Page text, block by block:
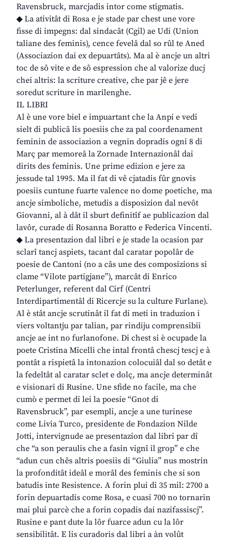
Ravensbruck, marcjadis intor come stigmatis.
◆ La ativitât di Rosa e je stade par chest une vore
fisse di impegns: dal sindacât (Cgil) ae Udi (Union
taliane des feminis), cence fevelâ dal so rûl te Aned
(Associazion dai ex depuartâts). Ma al è ancje un altri
toc de sô vite e de sô espression che al valorize ducj
chei altris: la scriture creative, che par jê e jere
soredut scriture in marilenghe.
IL LIBRI
Al è une vore biel e impuartant che la Anpi e vedi
sielt di publicâ lis poesiis che za pal coordenament
feminin de associazion a vegnin dopradis ogni 8 di
Març par memoreâ la Zornade Internazionâl dai
dirits des feminis. Une prime edizion e jere za
jessude tal 1995. Ma il fat di vê cjatadis fûr gnovis
poesiis cuntune fuarte valence no dome poetiche, ma
ancje simboliche, metudis a disposizion dal nevôt
Giovanni, al à dât il sburt definitîf ae publicazion dal
lavôr, curade di Rosanna Boratto e Federica Vincenti.
◆ La presentazion dal libri e je stade la ocasion par
sclarî tancj aspiets, tacant dal caratar popolâr de
poesie de Cantoni (no a câs une des composizions si
clame “Vilote partigjane”), marcât di Enrico
Peterlunger, referent dal Cirf (Centri
Interdipartimentâl di Ricercje su la culture Furlane).
Al è stât ancje scrutinât il fat di meti in traduzion i
viers voltantju par talian, par rindiju comprensibii
ancje ae int no furlanofone. Di chest si è ocupade la
poete Cristina Micelli che intal frontâ chescj tescj e à
pontât a rispietâ la intonazion colocuiâl dal so detât e
la fedeltât al caratar sclet e dolç, ma ancje determinât
e visionari di Rusine. Une sfide no facile, ma che
cumò e permet di lei la poesie “Gnot di
Ravensbruck”, par esempli, ancje a une turinese
come Livia Turco, presidente de Fondazion Nilde
Jotti, intervignude ae presentazion dal libri par dî
che “a son peraulis che a fasin vignî il grop” e che
“adun cun chês altris poesiis di “Giulia” nus mostrin
la profonditât ideâl e morâl des feminis che si son
batudis inte Resistence. A forin plui di 35 mil: 2700 a
forin depuartadis come Rosa, e cuasi 700 no tornarin
mai plui parcè che a forin copadis dai nazifassiscj”.
Rusine e pant dute la lôr fuarce adun cu la lôr
sensibilitât. E lis curadoris dal libri a àn volût